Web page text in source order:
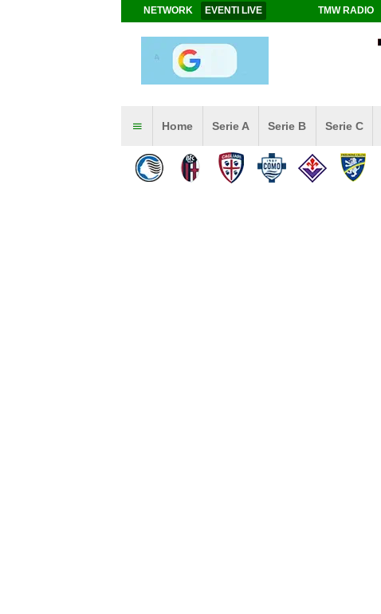
NETWORK EVENTI LIVE TMW RADIO
Home Serie A Serie B Serie C